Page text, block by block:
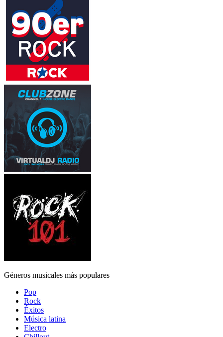
Géneros musicales más populares
Pop
Rock
Éxitos
Música latina
Electro